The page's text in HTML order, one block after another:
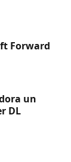
Forward
un
DL